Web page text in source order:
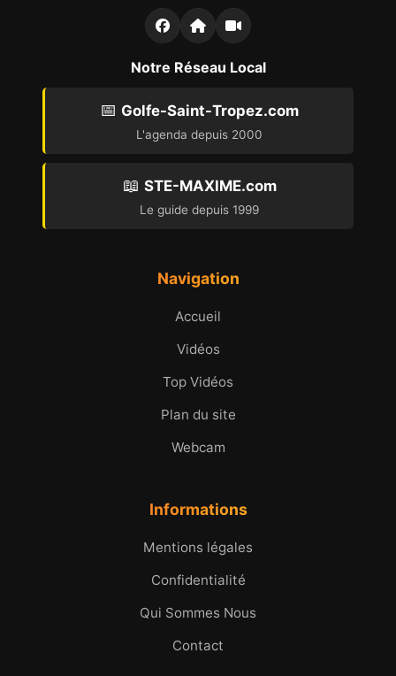
Notre Réseau Local
📅 Golfe-Saint-Tropez.com
L'agenda depuis 2000
📖 STE-MAXIME.com
Le guide depuis 1999
Navigation
Accueil
Vidéos
Top Vidéos
Plan du site
Webcam
Informations
Mentions légales
Confidentialité
Qui Sommes Nous
Contact